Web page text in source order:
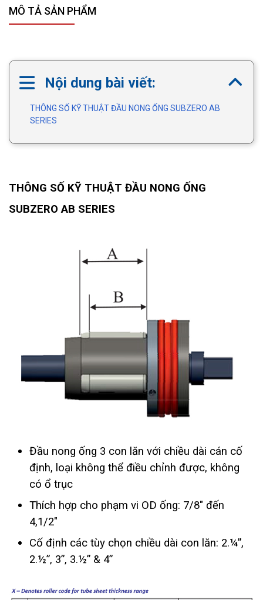
MÔ TẢ SẢN PHẨM
Nội dung bài viết:
THÔNG SỐ KỸ THUẬT ĐẦU NONG ỐNG SUBZERO AB
SERIES
THÔNG SỐ KỸ THUẬT ĐẦU NONG ỐNG
SUBZERO AB SERIES
Đầu nong ống 3 con lăn với chiều dài cán cố
định, loại không thể điều chỉnh được, không
có ổ trục
Thích hợp cho phạm vi OD ống: 7/8" đến
4,1/2"
Cố định các tùy chọn chiều dài con lăn: 2.¼”,
2.½”, 3”, 3.½” & 4”